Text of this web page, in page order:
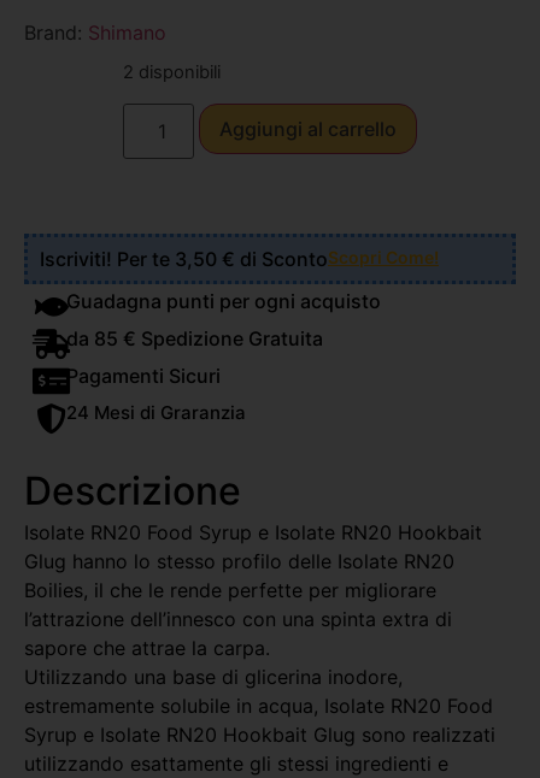
Brand: Shimano
2 disponibili
Aggiungi al carrello
Iscriviti! Per te 3,50 € di ScontoScopri Come!
Guadagna punti per ogni acquisto
da 85 € Spedizione Gratuita
Pagamenti Sicuri
24 Mesi di Graranzia
Descrizione
Isolate RN20 Food Syrup e Isolate RN20 Hookbait
Glug hanno lo stesso profilo delle Isolate RN20
Boilies, il che le rende perfette per migliorare
l’attrazione dell’innesco con una spinta extra di
sapore che attrae la carpa.
Utilizzando una base di glicerina inodore,
estremamente solubile in acqua, Isolate RN20 Food
Syrup e Isolate RN20 Hookbait Glug sono realizzati
utilizzando esattamente gli stessi ingredienti e